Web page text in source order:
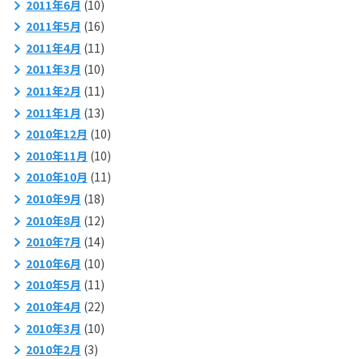
2011年6月 (10)
2011年5月 (16)
2011年4月 (11)
2011年3月 (10)
2011年2月 (11)
2011年1月 (13)
2010年12月 (10)
2010年11月 (10)
2010年10月 (11)
2010年9月 (18)
2010年8月 (12)
2010年7月 (14)
2010年6月 (10)
2010年5月 (11)
2010年4月 (22)
2010年3月 (10)
2010年2月 (3)